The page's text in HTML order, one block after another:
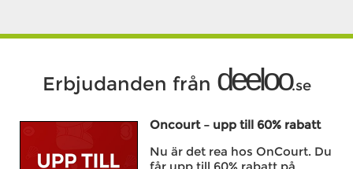
Erbjudanden från deeloo.se
Oncourt – upp till 60% rabatt
Nu är det rea hos OnCourt. Du